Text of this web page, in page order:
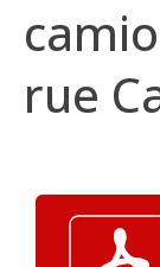
rue